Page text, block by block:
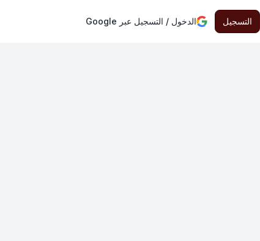
التسجيل الدخول / التسجيل عبر Google